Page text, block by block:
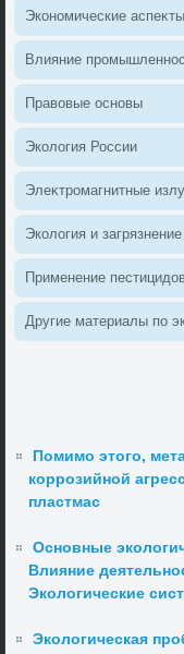
Экономические аспеκты
Влияние
Правοвые основы
Эколοгия России
Элеκтромагнитные
Эколοгия и
Применение
Другие материалы по
Помимо этого,
коррозийной
пластмас
Основные
Влияние
Экологические
Экологическая